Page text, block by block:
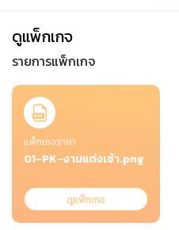
ดูแพ็กเกจ
รายการแพ็กเกจ
Slide 1 of 1
แพ็กเกจราคา
01-PK-งานแต่งเช้า.png
ดูแพ็กเกจ